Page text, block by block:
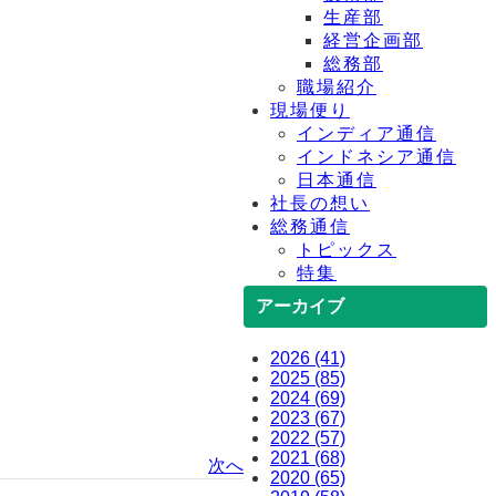
次へ
生産部
経営企画部
総務部
職場紹介
現場便り
インディア通信
インドネシア通信
日本通信
社長の想い
総務通信
トピックス
特集
アーカイブ
2026 (41)
2025 (85)
2024 (69)
2023 (67)
2022 (57)
2021 (68)
2020 (65)